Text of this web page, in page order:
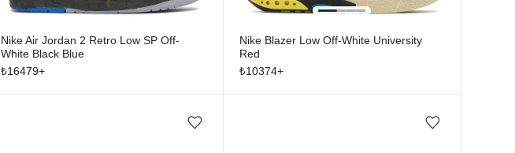
Nike Air Jordan 2 Retro Low SP Off-
White Black Blue
₺16479+
Nike Blazer Low Off-White University
Red
₺10374+
Favorilere ekle/çıkar Favorilere ekle/çıkar